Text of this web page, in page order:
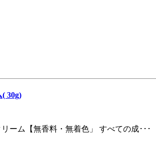
30g)
ーム【無香料・無着色」 すべての成･･･